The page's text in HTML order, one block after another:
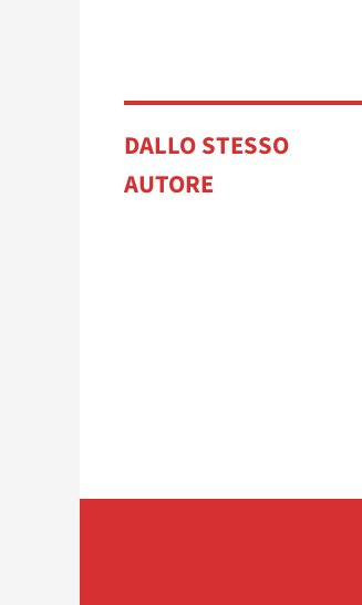
DALLO STESSO
AUTORE